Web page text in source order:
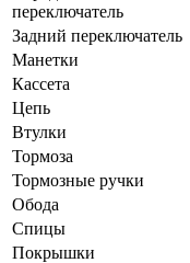
переключатель
Задний переключатель
Манетки
Кассета
Цепь
Втулки
Тормоза
Тормозные ручки
Обода
Спицы
Покрышки